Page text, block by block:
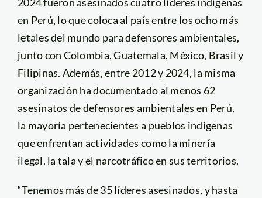
en Perú, lo que coloca al país entre los ocho más
letales del mundo para defensores ambientales,
junto con Colombia, Guatemala, México, Brasil y
Filipinas. Además, entre 2012 y 2024, la misma
organización ha documentado al menos 62
asesinatos de defensores ambientales en Perú,
la mayoría pertenecientes a pueblos indígenas
que enfrentan actividades como la minería
ilegal, la tala y el narcotráfico en sus territorios.
“Tenemos más de 35 líderes asesinados, y hasta